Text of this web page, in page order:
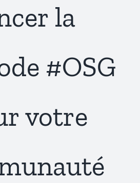
la
#OSG
votre